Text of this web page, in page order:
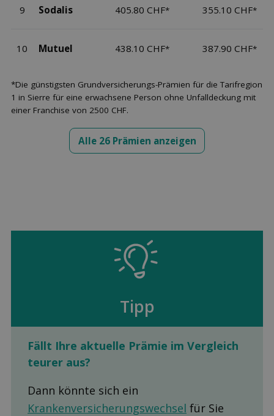
9 Sodalis 405.80 CHF* 355.10 CHF*
10 Mutuel 438.10 CHF* 387.90 CHF*
*Die günstigsten Grundversicherungs-Prämien für die Tarifregion
1 in Sierre für eine erwachsene Person ohne Unfalldeckung mit
einer Franchise von 2500 CHF.
Alle 26 Prämien anzeigen
Tipp
Fällt Ihre aktuelle Prämie im Ver­gleich
teurer aus?
Dann könnte sich ein
Krankenversicherungswechsel für Sie